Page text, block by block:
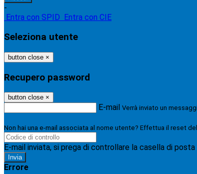
-
Entra con SPID
Entra con CIE
Seleziona utente
button close ×
Recupero password
button close ×
E-mail Verrà inviato un
Non hai una e-mail associata al nome utente? Effettua il reset
E-mail inviata, si prega di controllare la casella di
Errore